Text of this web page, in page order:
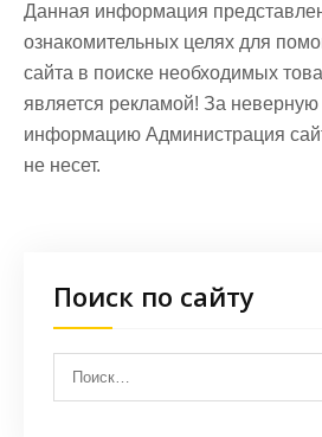
Данная информация
ознакомительных целях для
сайта в поиске необходимых
является рекламой! За
информацию Администрация
не несет.
Поиск по сайту